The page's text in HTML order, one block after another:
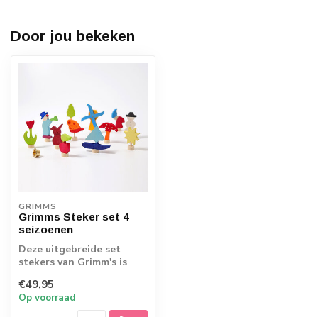
Door jou bekeken
GRIMMS
Grimms Steker set 4
seizoenen
Deze uitgebreide set
stekers van Grimm's is
de jaarrin...
€49,95
Op voorraad